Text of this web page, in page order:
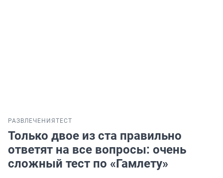
РАЗВЛЕЧЕНИЯ ТЕСТ
Только двое из ста правильно
ответят на все вопросы: очень
сложный тест по «Гамлету»